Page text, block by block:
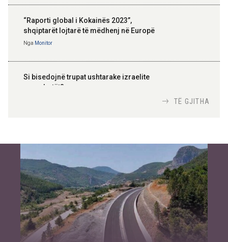
“Raporti global i Kokainës 2023”,
shqiptarët lojtarë të mëdhenj në Europë
Nga Monitor
Si bisedojnë trupat ushtarake izraelite
me robotët?
inteligjente izraelite
TË GJITHA